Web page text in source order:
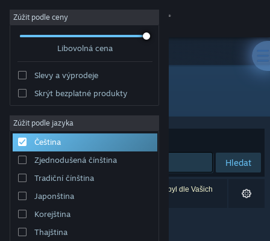
Přihlásit se
Komunita
Informace
Podpora
Změnit jazyk
Mobilní aplikace služby Steam
Desktopová verze stránky
Zúžit podle ceny
Libovolná cena
Slevy a výprodeje
Skrýt bezplatné produkty
Zúžit podle jazyka
Čeština
Zjednodušená čínština
Tradiční čínština
Japonština
Korejština
Thajština
Vydavatel: The Elephant Crew
Seřadit podle
Hledat
Vašemu zadání odpovídá 0 výsledků. 1 produkt byl dle Vašich
předvoleb vyloučen z výsledků vyhledávání.